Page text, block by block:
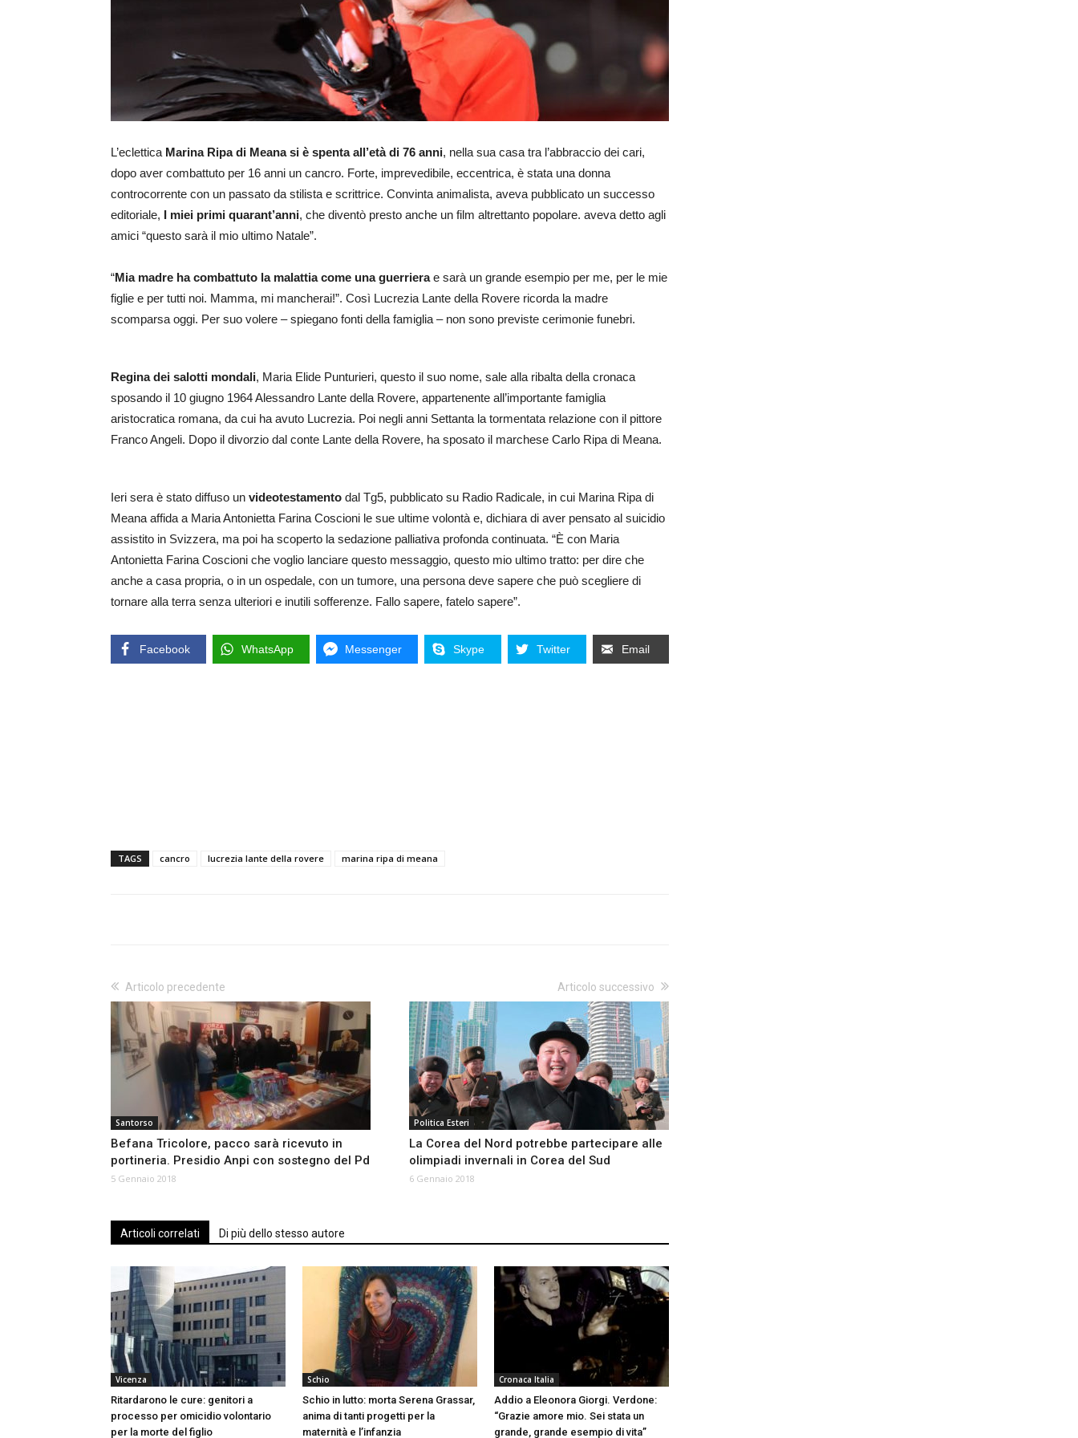
L’eclettica Marina Ripa di Meana si è spenta all’età di 76 anni, nella sua casa tra l’abbraccio dei cari,
dopo aver combattuto per 16 anni un cancro. Forte, imprevedibile, eccentrica, è stata una donna
controcorrente con un passato da stilista e scrittrice. Convinta animalista, aveva pubblicato un successo
editoriale, I miei primi quarant’anni, che diventò presto anche un film altrettanto popolare. aveva detto agli
amici “questo sarà il mio ultimo Natale”.
“Mia madre ha combattuto la malattia come una guerrierae sarà un grande esempio per me, per le mie
figlie e per tutti noi. Mamma, mi mancherai!”. Così Lucrezia Lante della Rovere ricorda la madre
scomparsa oggi. Per suo volere – spiegano fonti della famiglia – non sono previste cerimonie funebri.
Regina dei salotti mondali, Maria Elide Punturieri, questo il suo nome, sale alla ribalta della cronaca
sposando il 10 giugno 1964 Alessandro Lante della Rovere, appartenente all’importante famiglia
aristocratica romana, da cui ha avuto Lucrezia. Poi negli anni Settanta la tormentata relazione con il pittore
Franco Angeli. Dopo il divorzio dal conte Lante della Rovere, ha sposato il marchese Carlo Ripa di Meana.
Ieri sera è stato diffuso un videotestamento dal Tg5, pubblicato su Radio Radicale, in cui Marina Ripa di
Meana affida a Maria Antonietta Farina Coscioni le sue ultime volontà e, dichiara di aver pensato al suicidio
assistito in Svizzera, ma poi ha scoperto la sedazione palliativa profonda continuata. “È con Maria
Antonietta Farina Coscioni che voglio lanciare questo messaggio, questo mio ultimo tratto: per dire che
anche a casa propria, o in un ospedale, con un tumore, una persona deve sapere che può scegliere di
tornare alla terra senza ulteriori e inutili sofferenze. Fallo sapere, fatelo sapere”.
Facebook WhatsApp Messenger Skype Twitter Email
TAGS cancro lucrezia lante della rovere marina ripa di meana
Articolo precedente
Santorso
Befana Tricolore, pacco sarà ricevuto in
portineria. Presidio Anpi con sostegno del Pd
5 Gennaio 2018
Articolo successivo
Politica Esteri
La Corea del Nord potrebbe partecipare alle
olimpiadi invernali in Corea del Sud
6 Gennaio 2018
Articoli correlati Di più dello stesso autore
Vicenza
Ritardarono le cure: genitori a
processo per omicidio volontario
per la morte del figlio
Schio
Schio in lutto: morta Serena Grassar,
anima di tanti progetti per la
maternità e l’infanzia
Cronaca Italia
Addio a Eleonora Giorgi. Verdone:
“Grazie amore mio. Sei stata un
grande, grande esempio di vita”